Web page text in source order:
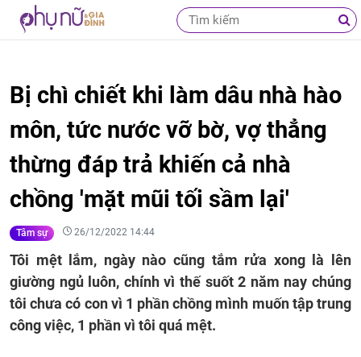
Bị chì chiết khi làm dâu nhà hào
môn, tức nước vỡ bờ, vợ thẳng
thừng đáp trả khiến cả nhà
chồng 'mặt mũi tối sầm lại'
Tâm sự 26/12/2022 14:44
Tôi mệt lắm, ngày nào cũng tắm rửa xong là lên
giường ngủ luôn, chính vì thế suốt 2 năm nay chúng
tôi chưa có con vì 1 phần chồng mình muốn tập trung
công việc, 1 phần vì tôi quá mệt.